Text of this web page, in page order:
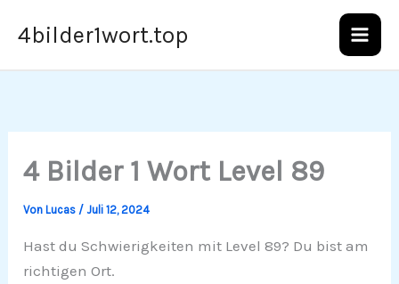
Inhalt
4bilder1wort.top
4 Bilder 1 Wort Level 89
VonLucas /Juli 12, 2024
Hast du Schwierigkeiten mit Level 89? Du bist am
richtigen Ort.